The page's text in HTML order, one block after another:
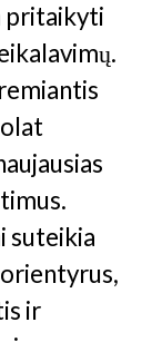
pritaikyti
suteikia
ir